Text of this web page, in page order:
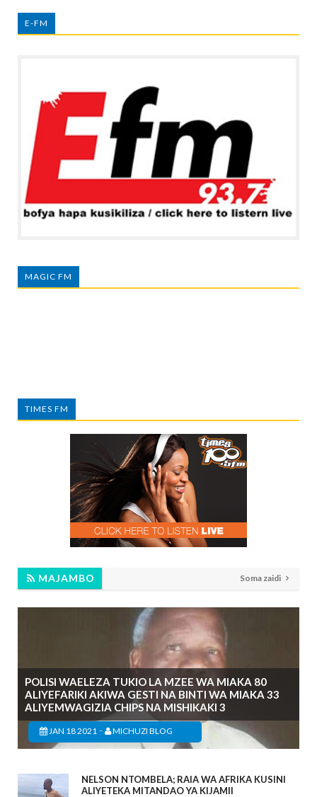
E-FM
MAGIC FM
TIMES FM
MAJAMBO Soma zaidi
POLISI WAELEZA TUKIO LA MZEE WA MIAKA 80
ALIYEFARIKI AKIWA GESTI NA BINTI WA MIAKA 33
ALIYEMWAGIZIA CHIPS NA MISHIKAKI 3
JAN 18 2021 - MICHUZI BLOG
NELSON NTOMBELA; RAIA WA AFRIKA KUSINI
ALIYETEKA MITANDAO YA KIJAMII